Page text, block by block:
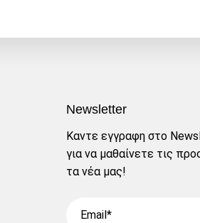
Newsletter
Καντε εγγραφη στο
για να μαθαίνετε τις
τα νέα μας!